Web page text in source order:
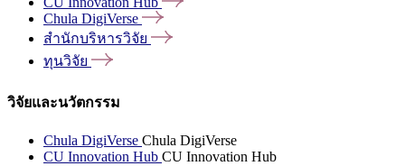
Chula DigiVerse
สำนักบริหารวิจัย
ทุนวิจัย
วิจัยและนวัตกรรม
Chula DigiVerse Chula DigiVerse
CU Innovation Hub CU Innovation Hub